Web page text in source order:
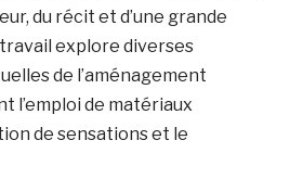
du récit et d’une grande
explore diverses
de l’aménagement
l’emploi de matériaux
de sensations et le